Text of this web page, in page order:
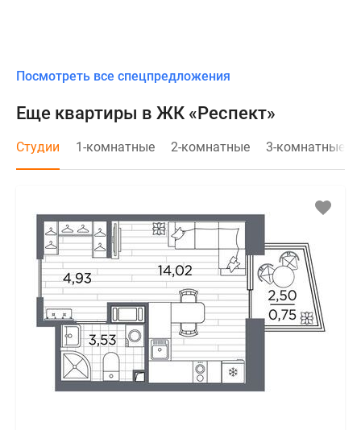
Посмотреть все спецпредложения
Еще квартиры в ЖК «Респект»
Студии 1-комнатные 2-комнатные 3-комнатные